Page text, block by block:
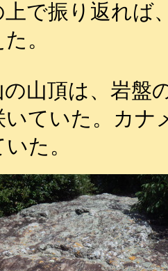
で振り返れば
。
山頂は、岩盤
いていた。カナ
た。